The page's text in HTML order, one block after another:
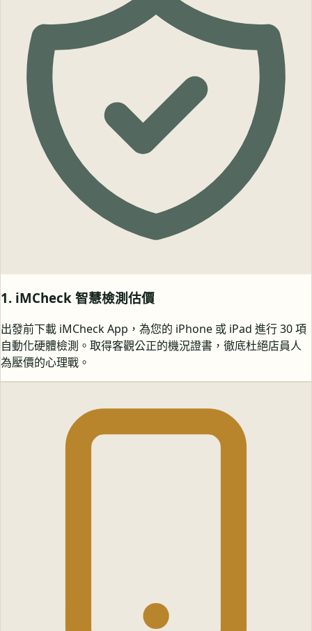
1. iMCheck 智慧檢測估價
出發前下載 iMCheck App，為您的 iPhone 或 iPad 進行 30 項
自動化硬體檢測。取得客觀公正的機況證書，徹底杜絕店員人
為壓價的心理戰。